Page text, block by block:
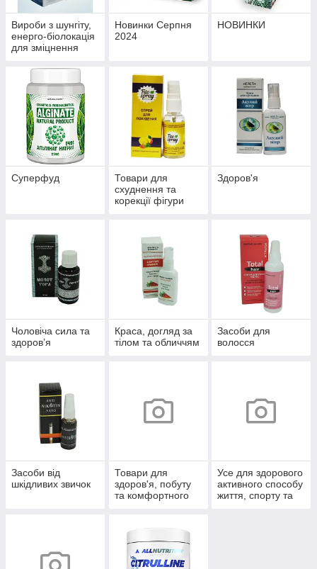
Вироби з шунгіту,
енерго-біолокація
для зміцнення
профілактики
хвороб
Новинки Серпня
2024
НОВИНКИ
Суперфуд
Товари для
схуднення та
корекції фігури
Здоров'я
Чоловіча сила та
здоров’я
Краса, догляд за
тілом та обличчям
Засоби для
волосся
Засоби від
шкідливих звичок
Товари для
здоров'я, побуту
та комфортного
Усе для здорового
активного способу
життя, спорту та